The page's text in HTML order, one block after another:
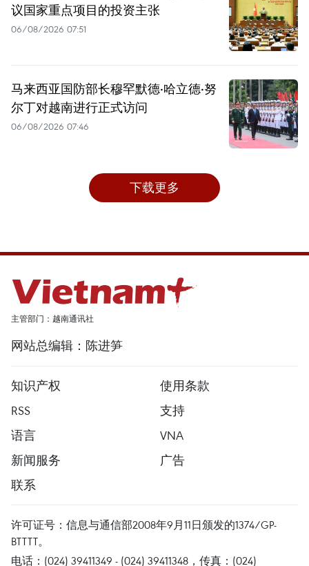
议国家重点项目的投资主张
06/08/2026 07:51
马来西亚国防部长穆罕默德·哈立德·努
尔丁对越南进行正式访问
06/08/2026 07:46
下载更多
主管部门：越南通讯社
网站总编辑：陈进笋
知识产权
使用条款
RSS
支持
语言
VNA
新闻服务
广告
联系
许可证号：信息与通信部2008年9月11日颁发的1374/GP-
BTTTT。
电话：(024) 39411349 - (024) 39411348，传真：(024)